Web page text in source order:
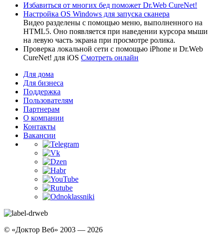
Избавиться от многих бед поможет Dr.Web CureNet!
Настройка OS Windows для запуска сканера
Видео разделены с помощью меню, выполненного на
HTML5. Оно появляется при наведении курсора мыши
на левую часть экрана при просмотре ролика.
Проверка локальной сети с помощью iPhone и Dr.Web
CureNet! для iOS Смотреть онлайн
Для дома
Для бизнеса
Поддержка
Пользователям
Партнерам
О компании
Контакты
Вакансии
© «Доктор Веб» 2003 — 2026